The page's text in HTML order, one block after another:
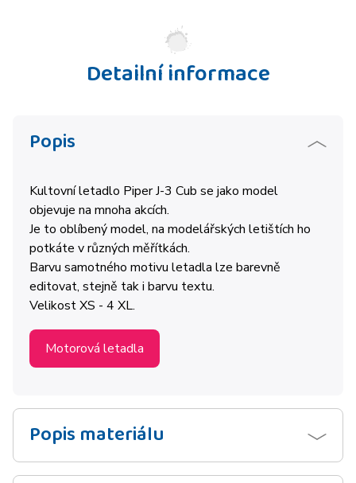
Detailní informace
Popis
Kultovní letadlo Piper J-3 Cub se jako model
objevuje na mnoha akcích.
Je to oblíbený model, na modelářských letištích ho
potkáte v různých měřítkách.
Barvu samotného motivu letadla lze barevně
editovat, stejně tak i barvu textu.
Velikost XS - 4 XL.
Motorová letadla
Popis materiálu